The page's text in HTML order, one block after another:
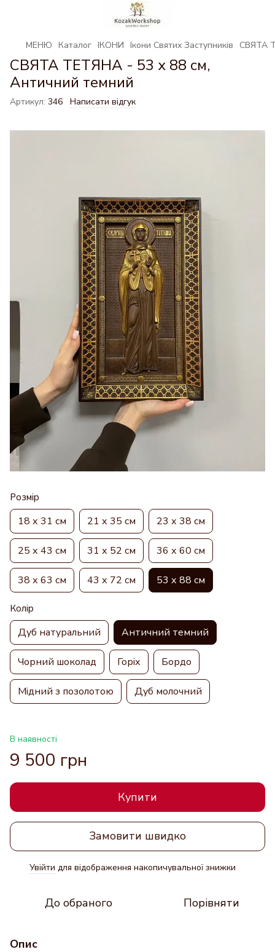
МЕНЮ Каталог ІКОНИ Ікони Святих Заступників СВЯТА
СВЯТА ТЕТЯНА - 53 х 88 см,
Античний темний
Артикул: 346 Написати відгук
Розмір
18 х 31 см 21 х 35 см 23 х 38 см
25 х 43 см 31 х 52 см 36 х 60 см
38 х 63 см 43 х 72 см 53 х 88 см
Колір
Дуб натуральний Античний темний
Чорний шоколад Горіх Бордо
Мідний з позолотою Дуб молочний
В наявності
9 500 грн
Купити
Замовити швидко
Увійти для відображення накопичувальної знижки
До обраного Порівняти
Опис